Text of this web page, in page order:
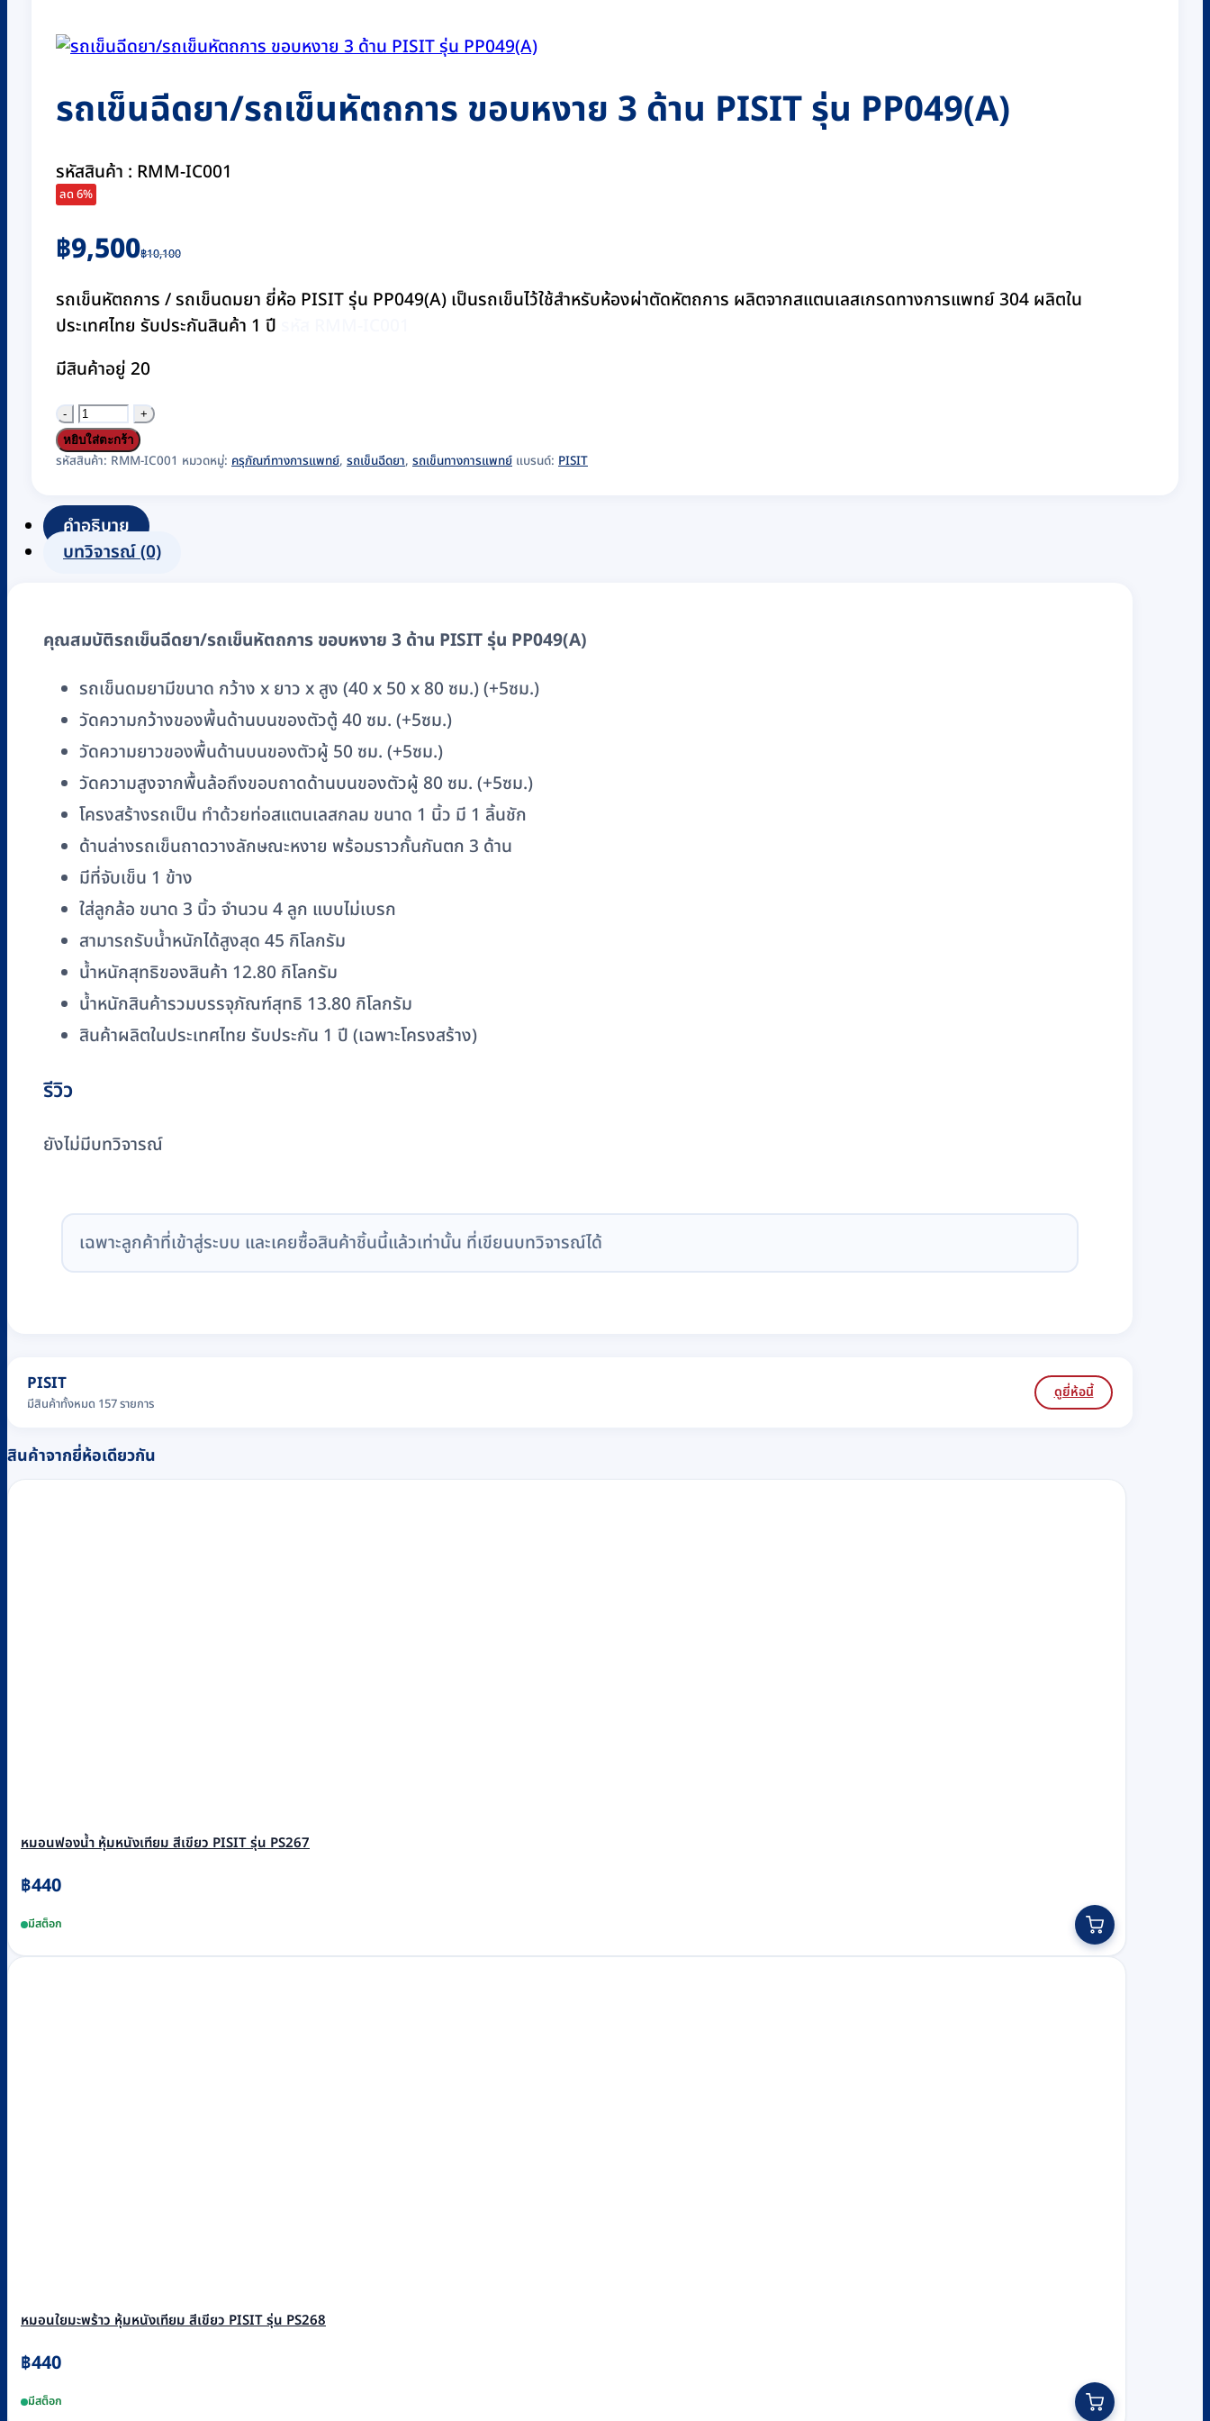
รถเข็นฉีดยา/รถเข็นหัตถการ ขอบหงาย 3 ด้าน PISIT รุ่น PP049(A)
รหัสสินค้า : RMM-IC001
ลด 6%
฿10,100
Original
price
was:
฿10,100.
฿9,500
Current
price
is:
฿9,500.
รถเข็นหัตถการ / รถเข็นดมยา ยี่ห้อ PISIT รุ่น PP049(A) เป็นรถเข็นไว้ใช้สำหรับห้องผ่าตัดหัตถการ ผลิตจากสแตนเลสเกรดทางการแพทย์ 304 ผลิตใน
ประเทศไทย รับประกันสินค้า 1 ปี
มีสินค้าอยู่ 20
จำนวน
รถ
เข็น
รถ
เข็น
3
PISIT
รุ่น
PP049(A)
ชิ้น
หยิบใส่ตะกร้า
รหัสสินค้า: RMM-IC001 หมวดหมู่: ครุภัณฑ์ทางการแพทย์, รถเข็นฉีดยา, รถเข็นทางการแพทย์ แบรนด์: PISIT
คำอธิบาย
บทวิจารณ์ (0)
คุณสมบัติรถเข็นฉีดยา/รถเข็นหัตถการ ขอบหงาย 3 ด้าน PISIT รุ่น PP049(A)
รถเข็นดมยามีขนาด กว้าง x ยาว x สูง (40 x 50 x 80 ซม.) (+5ซม.)
วัดความกว้างของพื้นด้านบนของตัวตู้ 40 ซม. (+5ซม.)
วัดความยาวของพื้นด้านบนของตัวผู้ 50 ซม. (+5ซม.)
วัดความสูงจากพื้นล้อถึงขอบถาดด้านบนของตัวผู้ 80 ซม. (+5ซม.)
โครงสร้างรถเป็น ทำด้วยท่อสแตนเลสกลม ขนาด 1 นิ้ว มี 1 ลิ้นชัก
ด้านล่างรถเข็นถาดวางลักษณะหงาย พร้อมราวกั้นกันตก 3 ด้าน
มีที่จับเข็น 1 ข้าง
ใส่ลูกล้อ ขนาด 3 นิ้ว จำนวน 4 ลูก แบบไม่เบรก
สามารถรับน้ำหนักได้สูงสุด 45 กิโลกรัม
น้ำหนักสุทธิของสินค้า 12.80 กิโลกรัม
น้ำหนักสินค้ารวมบรรจุภัณฑ์สุทธิ 13.80 กิโลกรัม
สินค้าผลิตในประเทศไทย รับประกัน 1 ปี (เฉพาะโครงสร้าง)
รีวิว
ยังไม่มีบทวิจารณ์
เฉพาะลูกค้าที่เข้าสู่ระบบ และเคยซื้อสินค้าชิ้นนี้แล้วเท่านั้น ที่เขียนบทวิจารณ์ได้
PISIT
มีสินค้าทั้งหมด 157 รายการ
ดูยี่ห้อนี้
สินค้าจากยี่ห้อเดียวกัน
หมอนฟองน้ำ หุ้มหนังเทียม สีเขียว PISIT รุ่น PS267
฿440
มีสต็อก
หมอนใยมะพร้าว หุ้มหนังเทียม สีเขียว PISIT รุ่น PS268
฿440
มีสต็อก